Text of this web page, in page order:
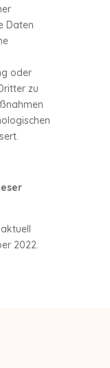
Daten
oder
zu
2022.